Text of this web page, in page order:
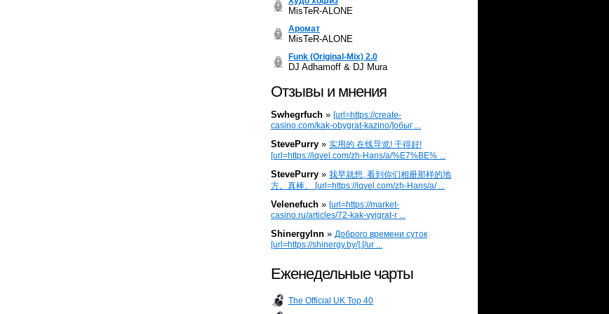
MisTeR-ALONE
Аромат
MisTeR-ALONE
Funk (Original-Mix) 2.0
DJ Adhamoff & DJ Mura
Отзывы и мнения
Swhegrfuch » [url=https://create-
casino.com/kak-obygrat-kazino/]обыг ...
StevePurry » 实用的 在线导览! 干得好!
[url=https://iqvel.com/zh-Hans/a/%E7%BE% ...
StevePurry » 我早就想, 看到你们相册那样的地
方。真棒。 [url=https://iqvel.com/zh-Hans/a/ ...
Velenefuch » [url=https://market-
casino.ru/articles/72-kak-vyigrat-r ...
Shinergylnn » Доброго времени суток
[url=https://shinergy.by/].[/ur ...
Еженедельные чарты
The Official UK Top 40